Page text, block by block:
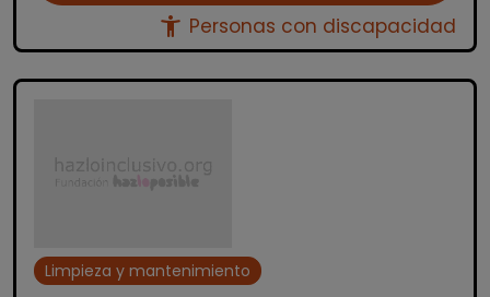
accessibility_new Personas con discapacidad
Limpieza y mantenimiento